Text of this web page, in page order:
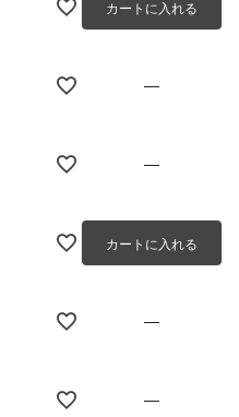
カートに入れる
—
—
カートに入れる
—
—